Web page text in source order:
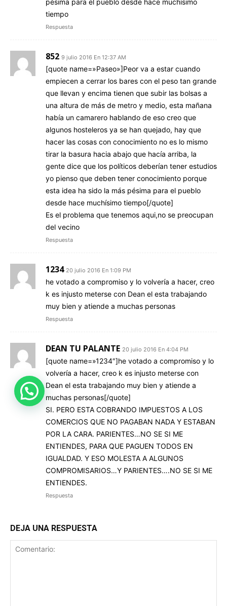
pésima para el pueblo desde hace muchísimo
tiempo
Respuesta
852 9 julio 2016 En 12:37 AM
[quote name=»Paseo»]Peor va a estar cuando
empiecen a cerrar los bares con el peso tan grande
que llevan y encima tienen que subir las bolsas a
una altura de más de metro y medio, esta mañana
había un camarero hablando de eso creo que
algunos hosteleros ya se han quejado, hay que
hacer las cosas con conocimiento no es lo mismo
tirar la basura hacia abajo que hacía arriba, la
gente dice que los políticos deberían tener estudios
yo pienso que deben tener conocimiento porque
esta idea ha sido la más pésima para el pueblo
desde hace muchísimo tiempo[/quote]
Es el problema que tenemos aqui,no se preocupan
del vecino
Respuesta
1234 20 julio 2016 En 1:09 PM
he votado a compromiso y lo volvería a hacer, creo
k es injusto meterse con Dean el esta trabajando
muy bien y atiende a muchas personas
Respuesta
DEAN TU PALANTE 20 julio 2016 En 4:04 PM
[quote name=»1234″]he votado a compromiso y lo
volvería a hacer, creo k es injusto meterse con
Dean el esta trabajando muy bien y atiende a
muchas personas[/quote]
SI. PERO ESTA COBRANDO IMPUESTOS A LOS
COMERCIOS QUE NO PAGABAN NADA Y ESTABAN
POR LA CARA. PARIENTES…NO SE SI ME
ENTIENDES, PARA QUE PAGUEN TODOS EN
IGUALDAD. Y ESO MOLESTA A ALGUNOS
COMPROMISARIOS…Y PARIENTES….NO SE SI ME
ENTIENDES.
Respuesta
DEJA UNA RESPUESTA